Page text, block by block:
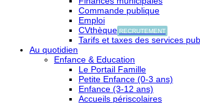
Commande publique
Emploi
CVthèque RECRUTEMENT
Tarifs et taxes des services
Au quotidien
Enfance & Education
Le Portail Famille
Petite Enfance (0-3 ans)
Enfance (3-12 ans)
Accueils périscolaires